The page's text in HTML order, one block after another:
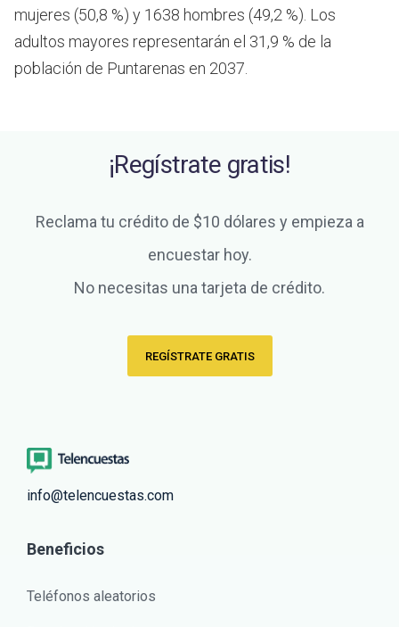
mujeres (50,8 %) y 1638 hombres (49,2 %). Los
adultos mayores representarán el 31,9 % de la
población de Puntarenas en 2037.
¡Regístrate gratis!
Reclama tu crédito de $10 dólares y empieza a
encuestar hoy.
No necesitas una tarjeta de crédito.
REGÍSTRATE GRATIS
info@telencuestas.com
Beneficios
Teléfonos aleatorios